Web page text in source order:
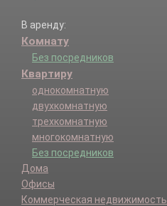
В аренду:
Комнату
Без посредников
Квартиру
однокомнатную
двухкомнатную
трехкомнатную
многокомнатную
Без посредников
Дома
Офисы
Коммерческая недвижимость